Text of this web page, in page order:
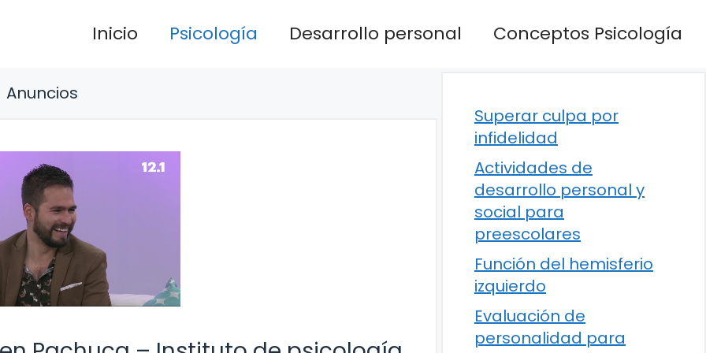
Inicio Psicología Desarrollo personal Conceptos Psicología
Anuncios
Superar culpa por
infidelidad
Actividades de
desarrollo personal y
social para
preescolares
Función del hemisferio
izquierdo
Evaluación de
personalidad para